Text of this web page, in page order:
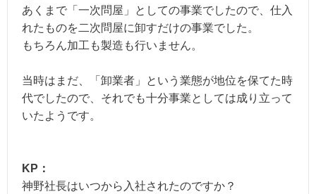
あくまで「一次問屋」としての事業でしたので、仕入
れたものを二次問屋に卸すだけの事業でした。
もちろん加工も製造も行いません。
当時はまだ、「卸業者」という業態が地位を保てた時
代でしたので、それでも十分事業としては成り立って
いたようです。
KP：
神野社長はいつから入社されたのですか？